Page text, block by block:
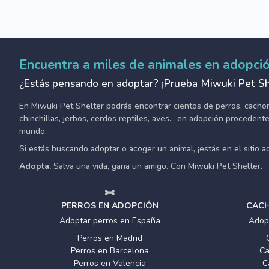
Encuentra a miles de animales en
¿Estás pensando en adoptar? ¡Prueba Miwuki Pet
En Miwuki Pet Shelter podrás encontrar cientos de perros,
chinchillas, jerbos, cerdos reptiles, aves... en adopción
mundo.
Si estás buscando adoptar o acoger un animal, ¡estás en el sitio
Adopta. Salva una vida, gana un amigo. Con Miwuki Pet Shelter.
PERROS EN ADOPCIÓN
Adoptar perros en España
Perros en Madrid
Perros en Barcelona
Perros en Valencia